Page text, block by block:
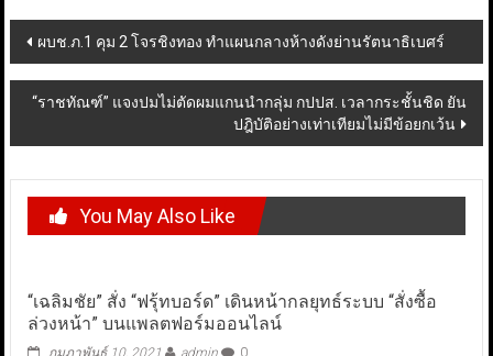
Post
navigation
ผบช.ภ.1 คุม 2 โจรชิงทอง ทำแผนกลางห้างดังย่านรัตนาธิเบศร์
“ราชทัณฑ์” แจงปมไม่ตัดผมแกนนำกลุ่ม กปปส. เวลากระชั้นชิด ยัน
ปฎิบัติอย่างเท่าเทียมไม่มีข้อยกเว้น
You May Also Like
“เฉลิมชัย” สั่ง “ฟรุ้ทบอร์ด” เดินหน้ากลยุทธ์ระบบ “สั่งซื้อ
ล่วงหน้า” บนแพลตฟอร์มออนไลน์